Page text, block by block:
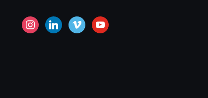
instagram
linkedinvimeoyoutube